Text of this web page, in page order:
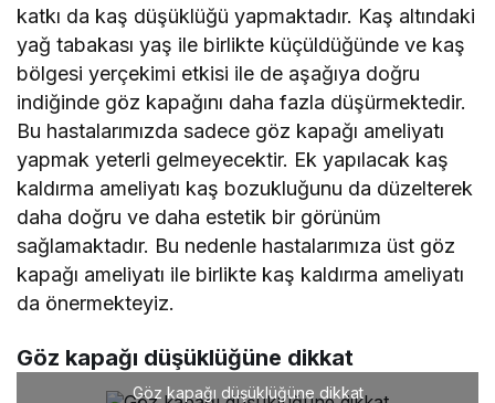
katkı da kaş düşüklüğü yapmaktadır. Kaş altındaki
yağ tabakası yaş ile birlikte küçüldüğünde ve kaş
bölgesi yerçekimi etkisi ile de aşağıya doğru
indiğinde göz kapağını daha fazla düşürmektedir.
Bu hastalarımızda sadece göz kapağı ameliyatı
yapmak yeterli gelmeyecektir. Ek yapılacak kaş
kaldırma ameliyatı kaş bozukluğunu da düzelterek
daha doğru ve daha estetik bir görünüm
sağlamaktadır. Bu nedenle hastalarımıza üst göz
kapağı ameliyatı ile birlikte kaş kaldırma ameliyatı
da önermekteyiz.
Göz kapağı düşüklüğüne dikkat
Göz kapağı düşüklüğüne dikkat